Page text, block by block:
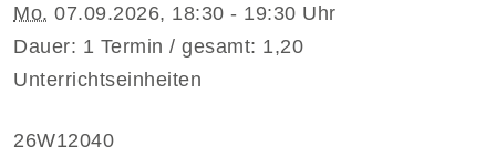
Mo. 07.09.2026, 18:30 - 19:30 Uhr
Dauer: 1 Termin / gesamt: 1,20
Unterrichtseinheiten
26W12040